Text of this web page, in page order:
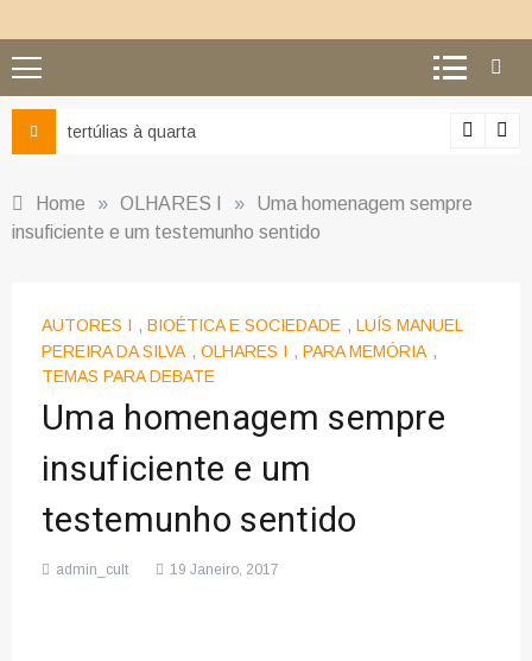
Ciência e religião: como superar o equívoco do conflito
Home » OLHARES I »
Uma homenagem sempre
insuficiente e um testemunho sentido
AUTORES I , BIOÉTICA E SOCIEDADE , LUÍS MANUEL
PEREIRA DA SILVA , OLHARES I , PARA MEMÓRIA ,
TEMAS PARA DEBATE
Uma homenagem sempre
insuficiente e um
testemunho sentido
admin_cult 19 Janeiro, 2017